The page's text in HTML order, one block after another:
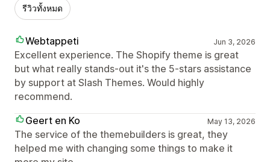
รีวิวทั้งหมด
Webtappeti Jun 3, 2026
Excellent experience. The Shopify theme is great
but what really stands-out it's the 5-stars assistance
by support at Slash Themes. Would highly
recommend.
Geert en Ko
May 13, 2026
The service of the themebuilders is great, they
helped me with changing some things to make it